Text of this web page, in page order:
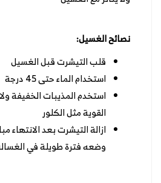
نصائح الغسيل:
قلب التيشرت قبل الغسيل
استخدام الماء حتى 45 درجة
استخدم المذيبات الخفيفة
القوية مثل الكلور
ازالة التيشرت بعد الانتهاء
وضعه فترة طويلة في